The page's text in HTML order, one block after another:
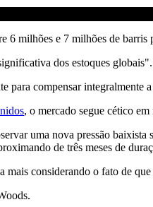
6 milhões e 7 milhões de
dos estoques globais".
para compensar
, o mercado segue cético
uma nova pressão
de três meses de
mais considerando o fato de que